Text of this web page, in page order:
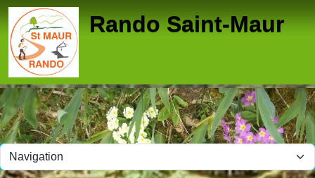
Rando Saint-Maur
Panneau de gestion des cookies